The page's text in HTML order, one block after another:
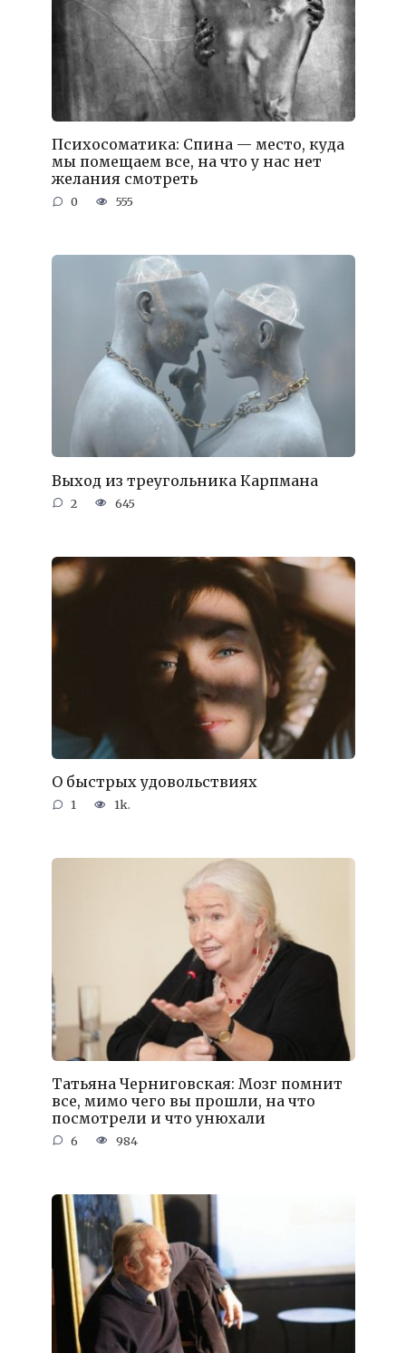
Психосоматика: Спина — место, куда
мы помещаем все, на что у нас нет
желания смотреть
0 555
Выход из треугольника Карпмана
2 645
О быстрых удовольствиях
1 1k.
Татьяна Черниговская: Мозг помнит
все, мимо чего вы прошли, на что
посмотрели и что унюхали
6 984